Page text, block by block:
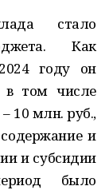
стало
Как
году он
в том числе
10 млн. руб.,
и
и субсидии
было